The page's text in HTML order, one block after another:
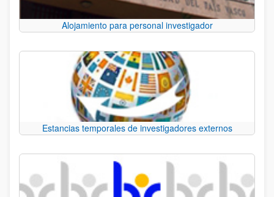
Alojamiento para personal investigador
Estancias temporales de investigadores externos